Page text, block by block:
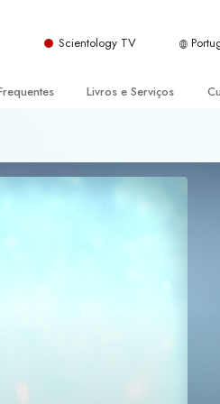
Scientology TV
Igreja
Livros e Serviços
As Dinâmicas da Existência